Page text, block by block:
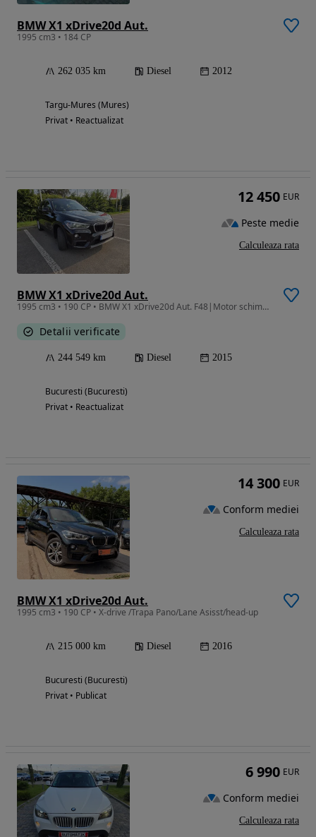
BMW X1 xDrive20d Aut.
1995 cm3 • 184 CP
262 035 km Diesel 2012
Targu-Mures (Mures)
Privat • Reactualizat
BMW X1 xDrive20d Aut.
1995 cm3 • 190 CP • BMW X1 xDrive20d Aut. F48|Motor schimbat în reprezentanță (70k km)|TVA
Detalii verificate
244 549 km Diesel 2015
Bucuresti (Bucuresti)
Privat • Reactualizat
12 450 EUR
Peste medie
Calculeaza rata
BMW X1 xDrive20d Aut.
1995 cm3 • 190 CP • X-drive /Trapa Pano/Lane Asisst/head-up
215 000 km Diesel 2016
Bucuresti (Bucuresti)
Privat • Publicat
14 300 EUR
Conform mediei
Calculeaza rata
6 990 EUR
Conform mediei
Calculeaza rata